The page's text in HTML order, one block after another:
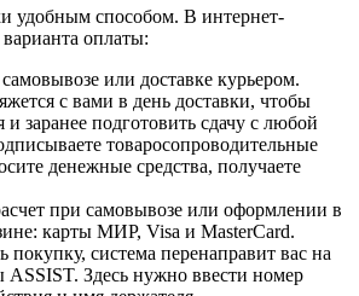
удобным способом. В интернет-
оплаты:
или доставке курьером.
с вами в день доставки, чтобы
и заранее подготовить сдачу с любой
товаросопроводительные
денежные средства, получаете
при самовывозе или оформлении в
карты МИР, Visa и MasterCard.
покупку, система перенаправит вас на
ASSIST. Здесь нужно ввести номер